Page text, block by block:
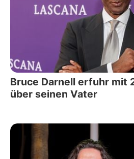
Bruce Darnell erfuhr mit
über seinen Vater